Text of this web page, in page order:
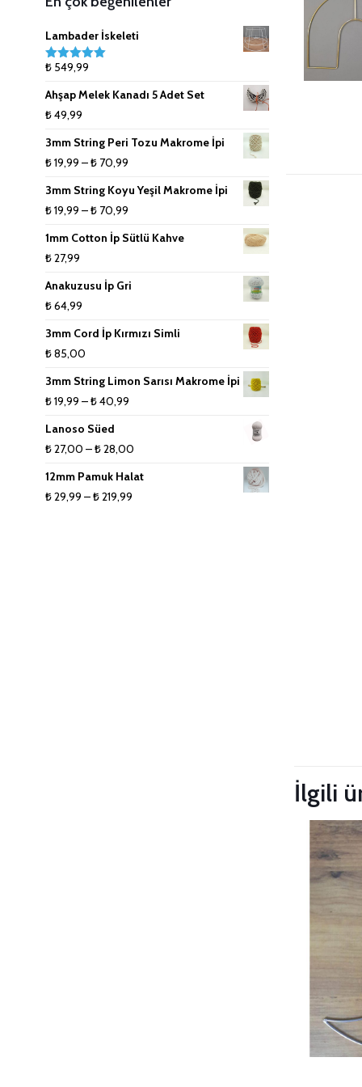
İlgili
9mm (Tek Büküm) Pamuk İpler
İpler
Çanta Aksesuarları
Doğal Rafya
Jüt İpler
Küpe ve Toka Aparatları
Ponpon Makinesi
Makrome Tarak
Tığlar ve Şişler
Lambader İskeleti
5 üzerinden
₺549,99
Ahşap Melek Kanadı 5 Adet Set
₺49,99
3mm String Peri Tozu Makrome İpi
₺19,99 –₺70,99Fiyat
₺ 19,99
₺ 70,99
3mm String Koyu Yeşil Makrome İpi
₺19,99 –₺70,99Fiyat
₺ 70,99
1mm Cotton İp Sütlü Kahve
₺27,99
Anakuzusu İp Gri
₺64,99
3mm Cord İp Kırmızı Simli
₺85,00
3mm String Limon Sarısı Makrome İpi
₺19,99 –₺40,99Fiyat
₺ 40,99
Lanoso Süed
₺27,00 –₺28,00Fiyat
12mm Pamuk Halat
₺29,99 –₺219,99Fiyat